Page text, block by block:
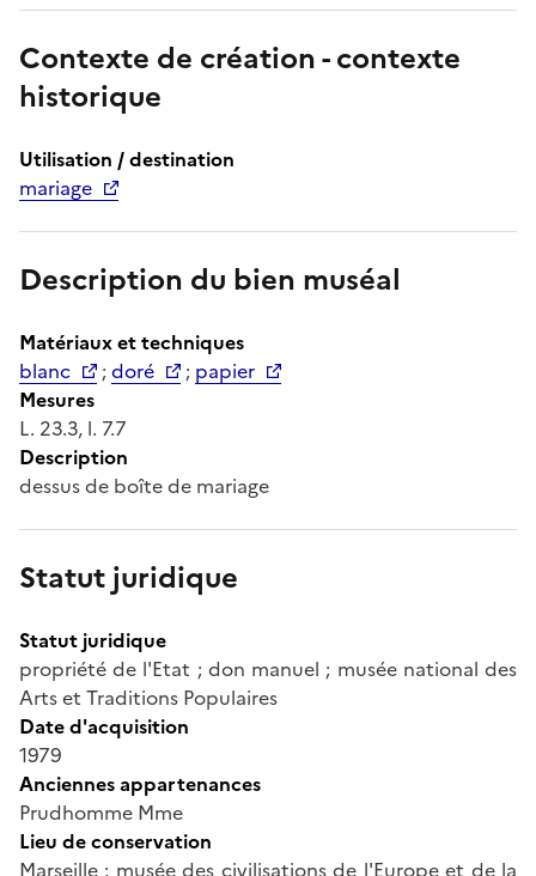
Contexte de création - contexte
historique
Utilisation / destination
mariage
Description du bien muséal
Matériaux et techniques
blanc
;doré ; papier
Mesures
L. 23.3, l. 7.7
Description
dessus de boîte de mariage
Statut juridique
Statut juridique
propriété de l'Etat ; don manuel ; musée national des
Arts et Traditions Populaires
Date d'acquisition
1979
Anciennes appartenances
Prudhomme Mme
Lieu de conservation
Marseille ; musée des civilisations de l'Europe et de la